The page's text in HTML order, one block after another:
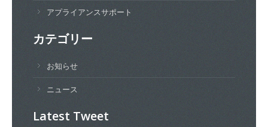
アプライアンスサポート
カテゴリー
お知らせ
ニュース
Latest Tweet